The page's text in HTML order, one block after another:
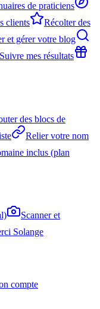
de praticiens
clients
Récolter des
et gérer votre blog
Suivre mes résultats
des blocs de
Relier votre nom
inclus (plan
Scanner et
Solange
compte